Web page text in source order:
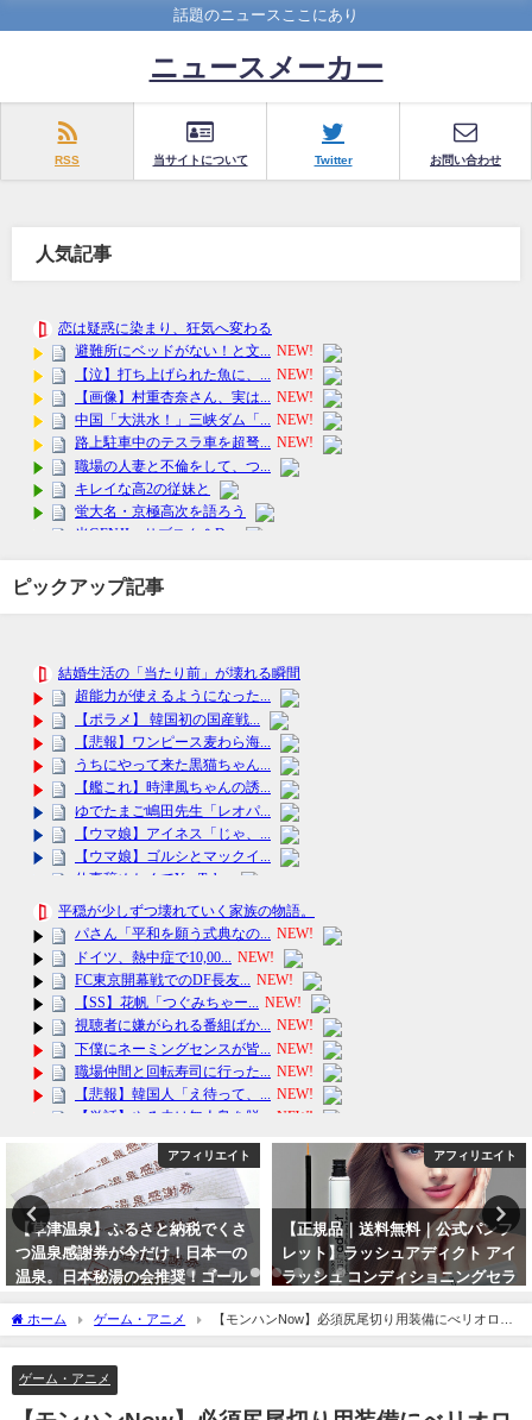
話題のニュースここにあり
ニュースメーカー
RSS 当サイトについて Twitter お問い合わせ
人気記事
ピックアップ記事
アフィリエイト
【正規品｜送料無料｜公式パンフ
レット】ラッシュアディクト アイ
ラッシュ コンディショニングセラ
ム 5ml まつ毛美容液
アフィリエイト
母の日にぴったり！早割中の花ギ
フトを紹介！
2024年3月31日
ホーム ゲーム・アニメ
【モンハンNow】必須尻尾切り用装備にべリオロス
脚が必須なのは知ってますか？
ゲーム・アニメ